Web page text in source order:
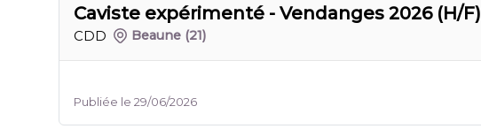
Caviste expérimenté - Vendanges 2026 (H/F)
CDD Beaune (21)
Publiée le 29/06/2026